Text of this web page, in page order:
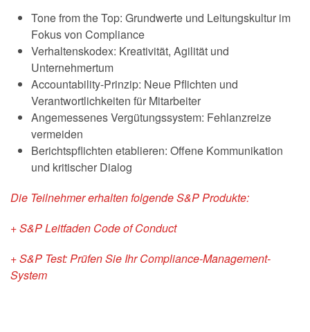
Tone from the Top: Grundwerte und Leitungskultur im
Fokus von Compliance
Verhaltenskodex: Kreativität, Agilität und
Unternehmertum
Accountability-Prinzip: Neue Pflichten und
Verantwortlichkeiten für Mitarbeiter
Angemessenes Vergütungssystem: Fehlanzreize
vermeiden
Berichtspflichten etablieren: Offene Kommunikation
und kritischer Dialog
Die Teilnehmer erhalten folgende S&P Produkte:
+ S&P Leitfaden Code of Conduct
+ S&P Test: Prüfen Sie Ihr Compliance-Management-
System